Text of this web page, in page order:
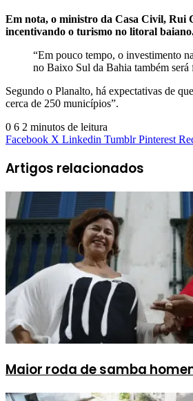
Em nota, o ministro da Casa Civil, Rui
incentivando o turismo no litoral
“Em pouco tempo, o investimento
no Baixo Sul da Bahia também
Segundo o Planalto, há expectativas de
cerca de 250 municípios”.
0 6 2 minutos de leitura
Facebook X Linkedin Tumblr Pinterest
Artigos relacionados
Maior roda de samba